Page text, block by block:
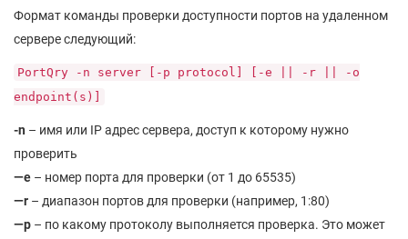
Формат команды проверки доступности портов на удаленном
сервере следующий:
PortQry -n server [-p protocol] [-e || -r || -o
endpoint(s)]
-n – имя или IP адрес сервера, доступ к которому нужно
проверить
—e – номер порта для проверки (от 1 до 65535)
—r – диапазон портов для проверки (например, 1:80)
—p – по какому протоколу выполняется проверка. Это может